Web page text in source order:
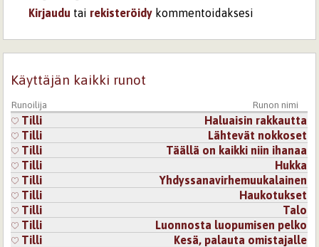
Kirjaudu tai rekisteröidy kommentoidaksesi
Sivut
Käyttäjän kaikki runot
Runoilija Runon nimi
Tilli
Haluaisin rakkautta
Tilli
Lähtevät nokkoset
Tilli
Täällä on kaikki niin ihanaa
Tilli
Hukka
Tilli
Yhdyssanavirhemuukalainen
Tilli
Haukotukset
Tilli
Talo
Tilli
Luonnosta luopumisen pelko
Tilli
Kesä, palauta omistajalle